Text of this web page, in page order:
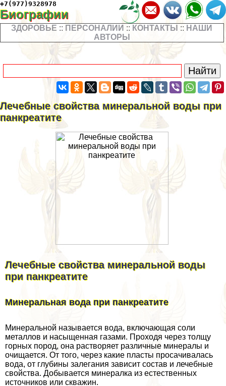
+7(977)9328978
Биографии
ЗДОРОВЬЕ :: ПЕРСОНАЛИИ :: КОНТАКТЫ :: НАШИ
АВТОРЫ
Лечебные свойства минеральной воды при
панкреатите
Лечебные свойства минеральной воды
при панкреатите
Минеральная вода при панкреатите
Минеральной называется вода, включающая соли
металлов и насыщенная газами. Проходя через толщу
горных пород, она растворяет различные минералы и
очищается. От того, через какие пласты просачивалась
вода, от глубины залегания зависит состав и лечебные
свойства. Добывается минералка из естественных
источников или скважин.